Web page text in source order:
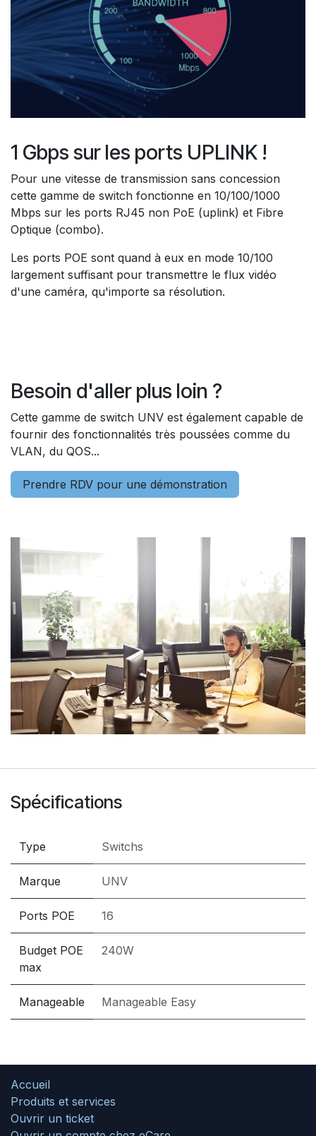
1 Gbps sur les ports UPLINK !
Pour une vitesse de transmission sans concession
cette gamme de switch fonctionne en 10/100/1000
Mbps sur les ports RJ45 non PoE (uplink) et Fibre
Optique (combo).
Les ports POE sont quand à eux en mode 10/100
largement suffisant pour transmettre le flux vidéo
d'une caméra, qu'importe sa résolution.
Besoin d'aller plus loin ?
Cette gamme de switch UNV est également capable de
fournir des fonctionnalités très poussées comme du
VLAN, du QOS...
Prendre RDV pour une démonstration
Spécifications
Type Switchs
Marque UNV
Ports POE 16
Budget POE
max
240W
Manageable Manageable Easy
Accueil
Produits et services
Ouvrir un ticket